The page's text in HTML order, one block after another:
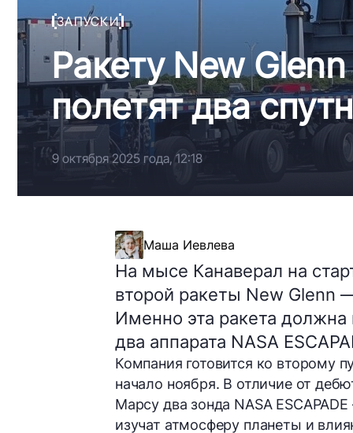
ЗАПУСКИ
Ракету New
полетят два
9 октября 2025 года, 12:18
Маша Иевлева
На мысе Канаверал на
второй ракеты New Glenn
Именно эта ракета
два аппарата NASA
Компания готовится ко второму
начало ноября. В отличие от
Марсу два зонда NASA
изучат атмосферу планеты и